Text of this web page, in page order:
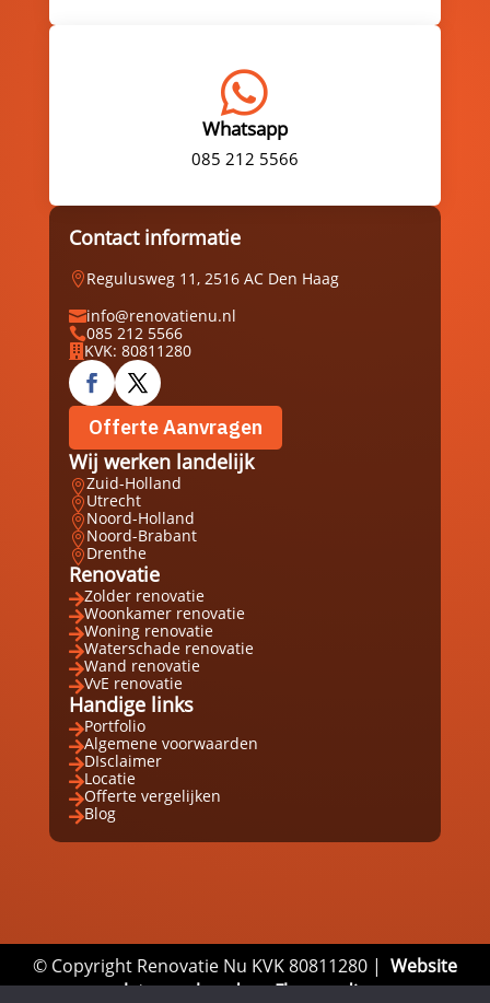

Whatsapp
085 212 5566
Contact informatie
Regulusweg 11, 2516 AC Den Haag
info@renovatienu.nl
085 212 5566
 KVK: 80811280
Offerte Aanvragen
Wij werken landelijk
Zuid-Holland
Utrecht
Noord-Holland
Noord-Brabant
Drenthe
Renovatie
Zolder renovatie
Woonkamer renovatie
Woning renovatie
Waterschade renovatie
Wand renovatie
VvE renovatie
Handige links
Portfolio
Algemene voorwaarden
DIsclaimer
Locatie
Offerte vergelijken
Blog
© Copyright Renovatie Nu KVK 80811280 | Website
laten maken door Flexamedia